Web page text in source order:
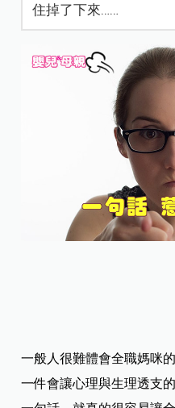
住掉了下來……
一般人很難體會全職媽咪
一件會讓心理與生理透支